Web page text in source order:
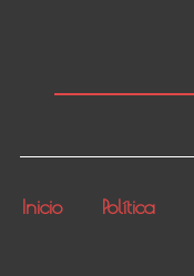
Inicio Política